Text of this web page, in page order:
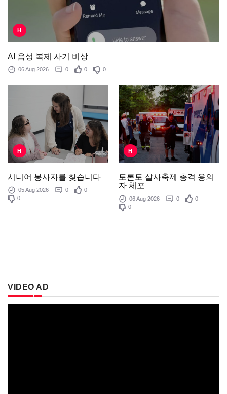
H
AI 음성 복제 사기 비상
06 Aug 2026 0 0 0
H
시니어 봉사자를 찾습니다
05 Aug 2026 0
0
0
H
토론토 살사축제 총격 용의
자 체포
06 Aug 2026 0
0
0
VIDEO AD